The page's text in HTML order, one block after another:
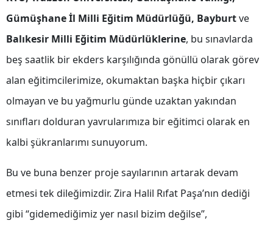
Samsun
Siirt
Tekirdağ
Trabzon
Tunceli
Şanlıurfa
Gümüşhane İl Milli Eğitim Müdürlüğü, Bayburtve
Balıkesir Milli Eğitim Müdürlüklerine, bu sınavlarda
beş saatlik bir ekders karşılığında gönüllü olarak görev
alan eğitimcilerimize, okumaktan başka hiçbir çıkarı
olmayan ve bu yağmurlu günde uzaktan yakından
sınıfları dolduran yavrularımıza bir eğitimci olarak en
kalbi şükranlarımı sunuyorum.
Bu ve buna benzer proje sayılarının artarak devam
etmesi tek dileğimizdir. Zira Halil Rıfat Paşa’nın dediği
gibi “gidemediğimiz yer nasıl bizim değilse”,